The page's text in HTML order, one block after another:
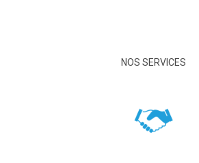
NOS SERVICES